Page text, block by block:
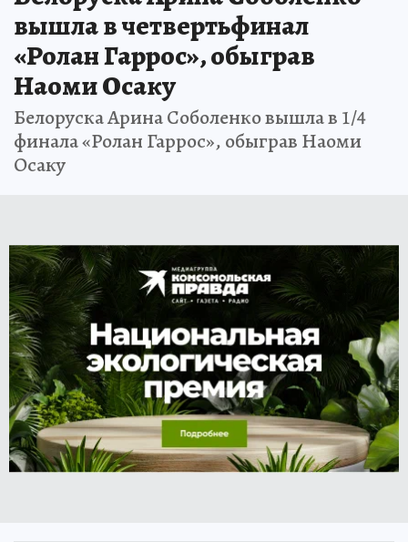
вышла в четвертьфинал
«Ролан Гаррос», обыграв
Наоми Осаку
Белоруска Арина Соболенко вышла в 1/4
финала «Ролан Гаррос», обыграв Наоми
Осаку